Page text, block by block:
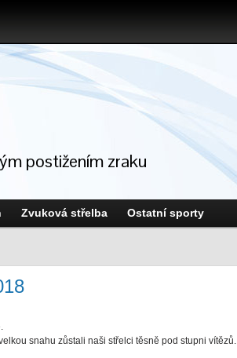
postižením zraku
Zvuková střelba Ostatní sporty
snahu zůstali naši střelci těsně pod stupni vítězů.